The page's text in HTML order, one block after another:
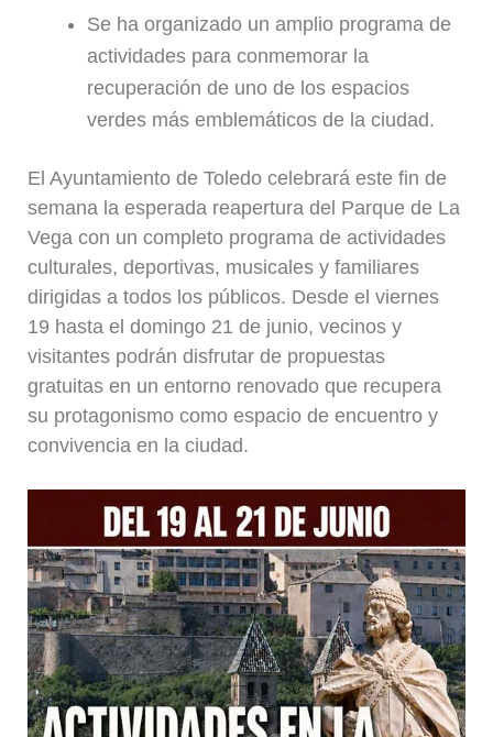
Se ha organizado un amplio programa de
actividades para conmemorar la
recuperación de uno de los espacios
verdes más emblemáticos de la ciudad.
El Ayuntamiento de Toledo celebrará este fin de
semana la esperada reapertura del Parque de La
Vega con un completo programa de actividades
culturales, deportivas, musicales y familiares
dirigidas a todos los públicos. Desde el viernes
19 hasta el domingo 21 de junio, vecinos y
visitantes podrán disfrutar de propuestas
gratuitas en un entorno renovado que recupera
su protagonismo como espacio de encuentro y
convivencia en la ciudad.